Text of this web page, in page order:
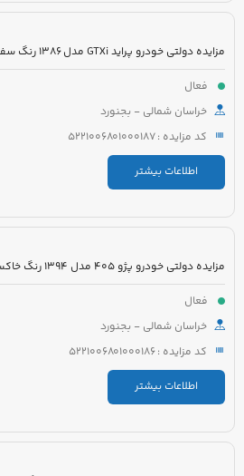
مزایده دولتی خودرو پراید GTXi مدل 1386 رنگ سفید
فعال
خراسان شمالی - بجنورد
کد مزایده : 5221006801000187
اطلاعات بیشتر
فعال
خراسان شمالی - بجنورد
کد مزایده : 5221006801000186
اطلاعات بیشتر